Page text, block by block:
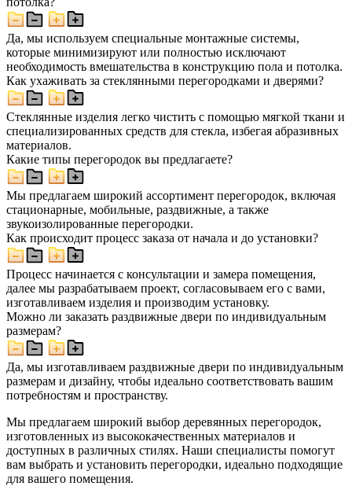
Да, мы используем специальные монтажные системы,
которые минимизируют или полностью исключают
необходимость вмешательства в конструкцию пола и потолка.
Как ухаживать за стеклянными перегородками и дверями?
Стеклянные изделия легко чистить с помощью мягкой ткани и
специализированных средств для стекла, избегая абразивных
материалов.
Какие типы перегородок вы предлагаете?
Мы предлагаем широкий ассортимент перегородок, включая
стационарные, мобильные, раздвижные, а также
звукоизолированные перегородки.
Как происходит процесс заказа от начала и до установки?
Процесс начинается с консультации и замера помещения,
далее мы разрабатываем проект, согласовываем его с вами,
изготавливаем изделия и производим установку.
Можно ли заказать раздвижные двери по индивидуальным
размерам?
Да, мы изготавливаем раздвижные двери по индивидуальным
размерам и дизайну, чтобы идеально соответствовать вашим
потребностям и пространству.
Мы предлагаем широкий выбор деревянных перегородок,
изготовленных из высококачественных материалов и
доступных в различных стилях. Наши специалисты помогут
вам выбрать и установить перегородки, идеально подходящие
для вашего помещения.